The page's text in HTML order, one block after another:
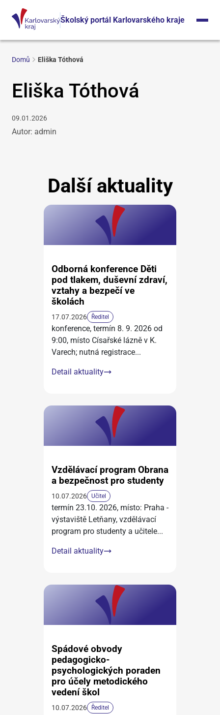
Školský portál Karlovarského kraje
Domů Eliška Tóthová
Eliška Tóthová
09.01.2026
Autor: admin
Další aktuality
Odborná konference Děti
pod tlakem, duševní zdraví,
vztahy a bezpečí ve
školách
17.07.2026 Ředitel
konference, termín 8. 9. 2026 od
9:00, místo Císařské lázně v K.
Varech; nutná registrace...
Detail aktuality
Vzdělávací program Obrana
a bezpečnost pro studenty
10.07.2026 Učitel
termín 23.10. 2026, místo: Praha -
výstaviště Letňany, vzdělávací
program pro studenty a učitele...
Detail aktuality
Spádové obvody
pedagogicko-
psychologických poraden
pro účely metodického
vedení škol
10.07.2026 Ředitel